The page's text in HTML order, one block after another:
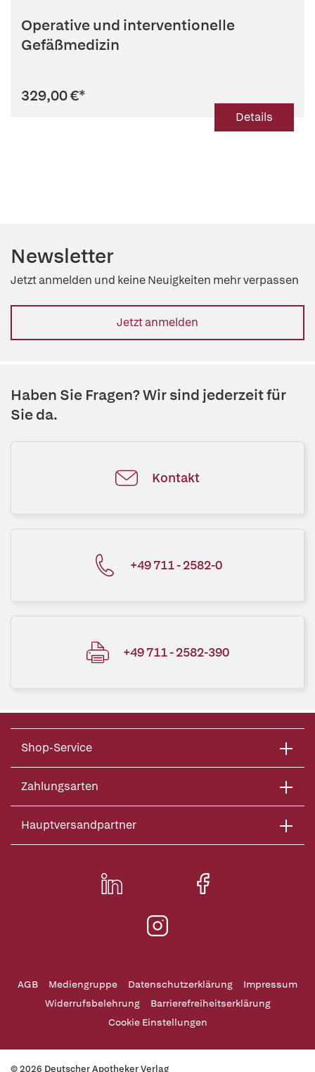
Operative und interventionelle
Gefäßmedizin
329,00 €*
Details
Newsletter
Jetzt anmelden und keine Neuigkeiten mehr verpassen
Jetzt anmelden
Haben Sie Fragen? Wir sind jederzeit für
Sie da.
Kontakt
+49 711 - 2582-0
+49 711 - 2582-390
Shop-Service
Zahlungsarten
Hauptversandpartner
AGB Mediengruppe Datenschutzerklärung
Impressum
Widerrufsbelehrung
Barrierefreiheitserklärung
Cookie Einstellungen
© 2026 Deutscher Apotheker Verlag